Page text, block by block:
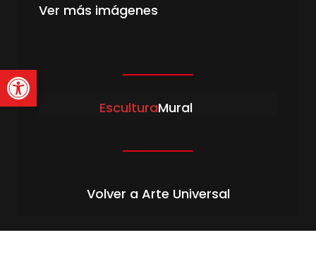
Ver más imágenes
EsculturaMural
Volver a Arte Universal
Abrir barra de